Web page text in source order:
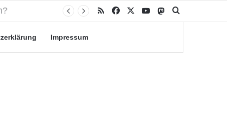
RSS Facebook YouTubeMastodon
Impressum